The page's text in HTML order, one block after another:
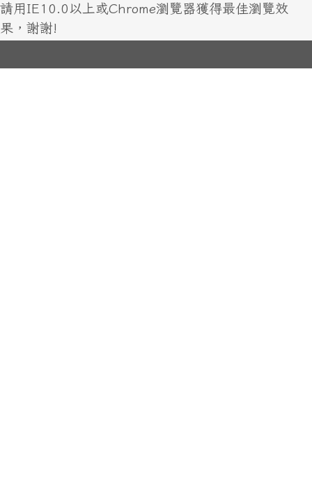
請用IE10.0以上或Chrome瀏覽器獲得最佳瀏覽效
果，謝謝!